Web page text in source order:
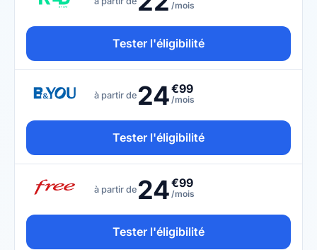
/mois
Tester l'éligibilité
à partir de 24€99
/mois
Tester l'éligibilité
à partir de 24€99
/mois
Tester l'éligibilité